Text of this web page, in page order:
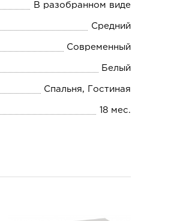
В разобранном виде
Средний
Современный
Белый
Спальня, Гостиная
18 мес.